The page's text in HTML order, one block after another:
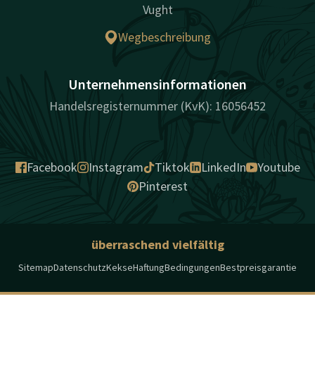
Vught
Wegbeschreibung
Unternehmensinformationen
Handelsregisternummer (KvK): 16056452
Facebook Instagram Tiktok LinkedIn
Youtube
Pinterest
überraschend vielfältig
SitemapDatenschutzKekseHaftungBedingungenBestpreisgarantie